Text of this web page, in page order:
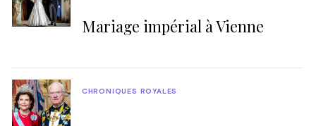
Mariage impérial à Vienne
CHRONIQUES ROYALES